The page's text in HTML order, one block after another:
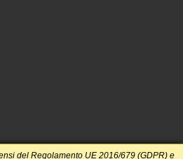
del Regolamento UE 2016/679 (GDPR) e